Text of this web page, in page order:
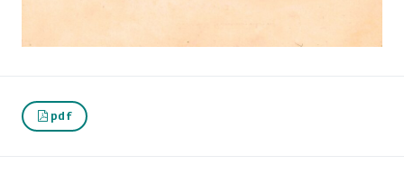
pdf